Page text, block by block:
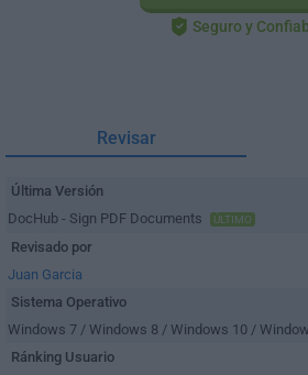
Seguro y
Revisar
Última Versión
DocHub - Sign PDF Documents
ÚLTIMO
Revisado por
Juan Garcia
Sistema Operativo
Windows 7 / Windows 8 / Windows 10 /
Ránking Usuario